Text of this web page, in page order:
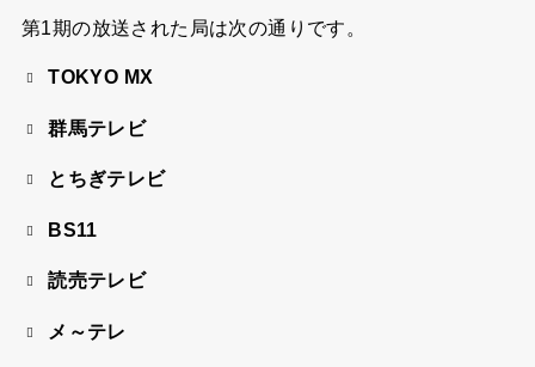
第1期の放送された局は次の通りです。
TOKYO MX
群馬テレビ
とちぎテレビ
BS11
読売テレビ
メ～テレ